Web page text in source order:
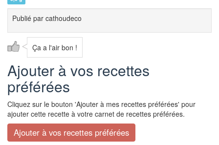
Publié par cathoudeco
Ça a l'air bon !
Ajouter à vos recettes
préférées
Cliquez sur le bouton 'Ajouter à mes recettes préférées' pour
ajouter cette recette à votre carnet de recettes préférées.